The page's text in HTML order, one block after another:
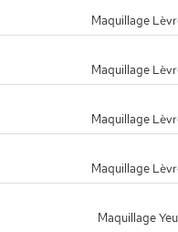
Maquillage
Maquillage
Maquillage
Maquillage
Maquillage